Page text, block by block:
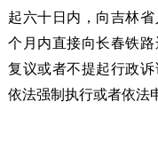
起六十日内，向吉林
个月内直接向长春铁
复议或者不提起行政
依法强制执行或者依法